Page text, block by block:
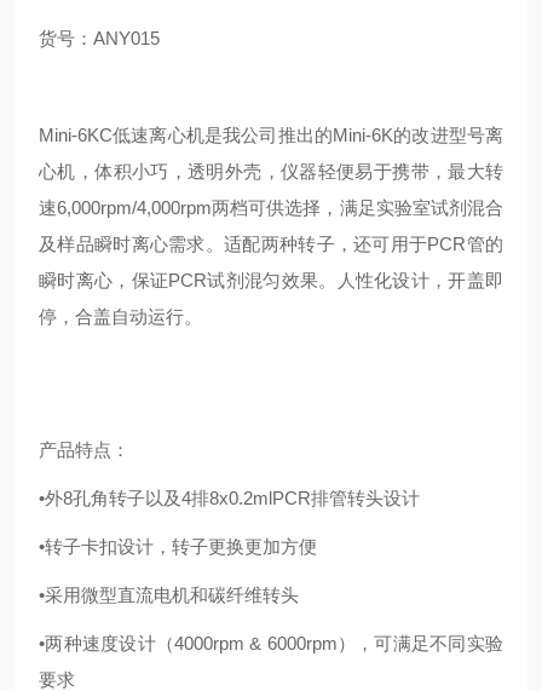
货号： ANY015
Mini-6KC低速离心机是我公司推出的Mini-6K的改进型号离
心机，体积小巧，透明外壳，仪器轻便易于携带，最大转
速6,000rpm/4,000rpm两档可供选择，满足实验室试剂混合
及样品瞬时离心需求。适配两种转子，还可用于PCR管的
瞬时离心，保证PCR试剂混匀效果。人性化设计，开盖即
停，合盖自动运行。
产品特点：
•外8孔角转子以及4排8x0.2mlPCR排管转头设计
•转子卡扣设计，转子更换更加方便
•采用微型直流电机和碳纤维转头
•两种速度设计（4000rpm & 6000rpm），可满足不同实验
要求